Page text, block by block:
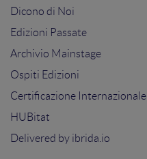
Dicono di Noi
Edizioni Passate
Archivio Mainstage
Ospiti Edizioni
Certificazione Internazionale
HUBitat
Delivered by ibrida.io